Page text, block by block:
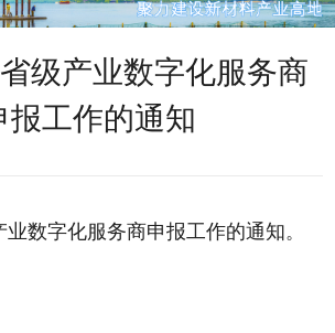
级产业数字化服务商
报工作的通知
业数字化服务商申报工作的通知。